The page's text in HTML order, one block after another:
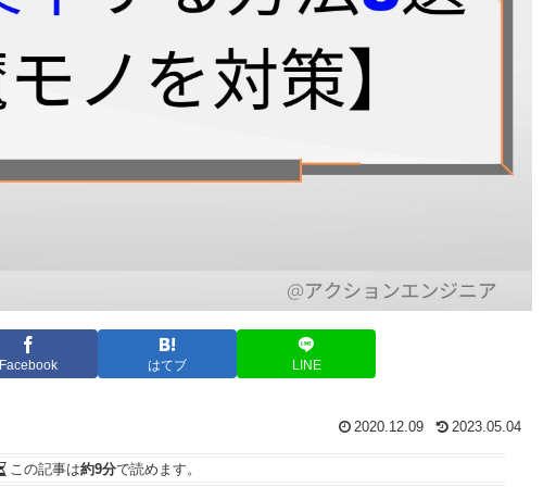
Facebook はてブ LINE
2020.12.09 2023.05.04
この記事は約9分で読めます。